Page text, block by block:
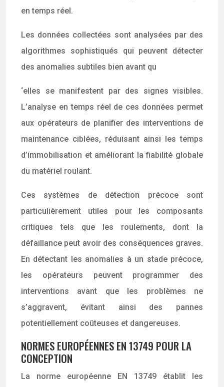
en temps réel.
Les données collectées sont analysées par des
algorithmes sophistiqués qui peuvent détecter
des anomalies subtiles bien avant qu
‘elles se manifestent par des signes visibles.
L’analyse en temps réel de ces données permet
aux opérateurs de planifier des interventions de
maintenance ciblées, réduisant ainsi les temps
d’immobilisation et améliorant la fiabilité globale
du matériel roulant.
Ces systèmes de détection précoce sont
particulièrement utiles pour les composants
critiques tels que les roulements, dont la
défaillance peut avoir des conséquences graves.
En détectant les anomalies à un stade précoce,
les opérateurs peuvent programmer des
interventions avant que les problèmes ne
s’aggravent, évitant ainsi des pannes
potentiellement coûteuses et dangereuses.
NORMES EUROPÉENNES EN 13749 POUR LA
CONCEPTION
La norme européenne EN 13749 établit les